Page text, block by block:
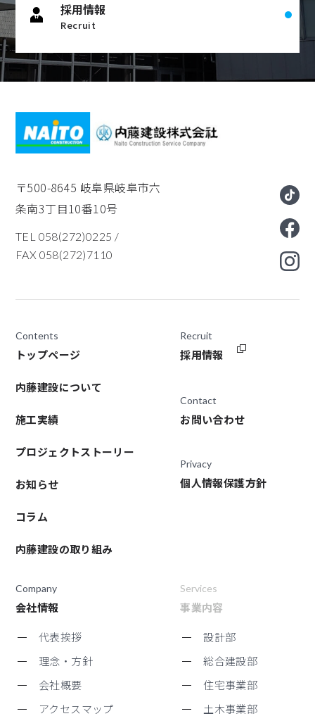
採用情報
Recruit
〒500-8645 岐阜県岐阜市六
条南3丁目10番10号
TEL 058(272)0225 /
FAX 058(272)7110
Contents
トップページ
内藤建設について
施工実績
プロジェクトストーリー
お知らせ
コラム
内藤建設の取り組み
Services
事業内容
設計部
総合建設部
住宅事業部
土木事業部
Company
会社情報
代表挨拶
理念・方針
会社概要
アクセスマップ
Recruit
採用情報
Contact
お問い合わせ
Privacy
個人情報保護方針